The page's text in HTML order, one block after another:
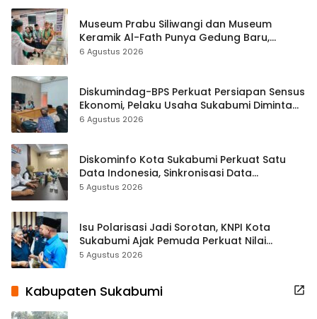
Museum Prabu Siliwangi dan Museum
Keramik Al-Fath Punya Gedung Baru,
Hampir 500 Koleksi Dipisahkan
6 Agustus 2026
Diskumindag-BPS Perkuat Persiapan Sensus
Ekonomi, Pelaku Usaha Sukabumi Diminta
Terbuka Beri Data
6 Agustus 2026
Diskominfo Kota Sukabumi Perkuat Satu
Data Indonesia, Sinkronisasi Data
Kewilayahan Dikebut
5 Agustus 2026
Isu Polarisasi Jadi Sorotan, KNPI Kota
Sukabumi Ajak Pemuda Perkuat Nilai
Kebangsaan
5 Agustus 2026
Kabupaten Sukabumi